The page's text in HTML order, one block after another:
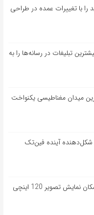
را با تغییرات عمده در طراحی
تبلیغات در رسانه‌ها را به
میدان مغناطیسی یکنواخت
آینده فین‌تک
پروژکتور شیائومی می 2S با امکان نمایش تصویر 120 اینچی